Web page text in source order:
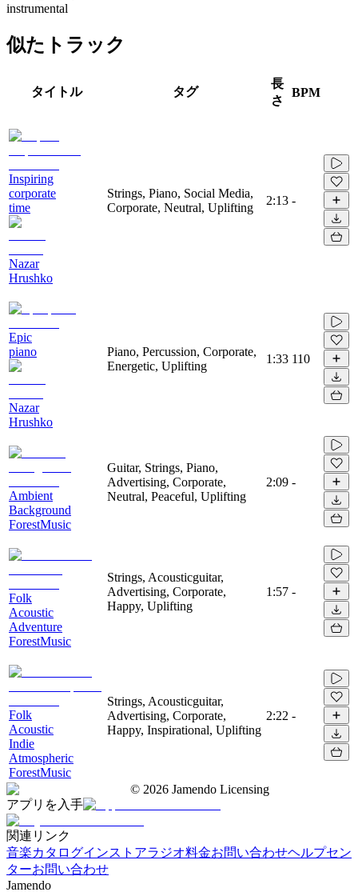
instrumental
似たトラック
タイトル タグ
長
さ
BPM
Inspiring
corporate
time
Nazar
Hrushko
Strings, Piano, Social Media,
Corporate, Neutral, Uplifting
2:13 -
Epic
piano
Nazar
Hrushko
Piano, Percussion, Corporate,
Energetic, Uplifting
1:33 110
Ambient
Background
ForestMusic
Guitar, Strings, Piano,
Advertising, Corporate,
Neutral, Peaceful, Uplifting
2:09 -
Folk
Acoustic
Adventure
ForestMusic
Strings, Acousticguitar,
Advertising, Corporate,
Happy, Uplifting
1:57 -
Folk
Acoustic
Indie
Atmospheric
ForestMusic
Strings, Acousticguitar,
Advertising, Corporate,
Happy, Inspirational, Uplifting
2:22 -
© 2026 Jamendo Licensing
アプリを入手
関連リンク
音楽カタログインストアラジオ料金お問い合わせヘルプセン
ターお問い合わせ
Jamendo